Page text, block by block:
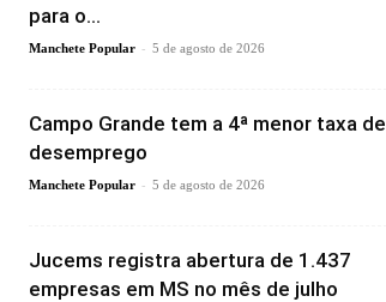
para o...
Manchete Popular - 5 de agosto de 2026
Campo Grande tem a 4ª menor taxa de
desemprego
Manchete Popular - 5 de agosto de 2026
Jucems registra abertura de 1.437
empresas em MS no mês de julho